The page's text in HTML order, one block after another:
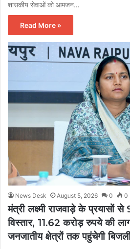
शासकीय सेवाओं को आमजन…
Read More »
News Desk August 5, 2026 0 0
मंत्री लक्ष्मी राजवाड़े के प्रयासों से
विस्तार, 11.62 करोड़ रुपये की
जनजातीय क्षेत्रों तक पहुंचेगी